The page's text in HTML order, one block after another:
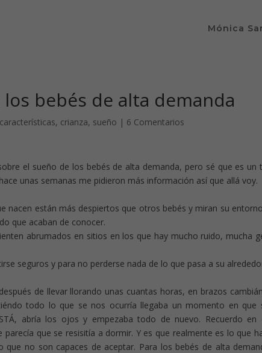
Mónica
bebés de alta demanda
características, crianza, sueño | 6 Comentarios
el sueño de los bebés de alta demanda, pero sé que es un
unas semanas me pidieron más información así que allá voy.
nacen están más despiertos que otros bebés y miran su
que acaban de conocer.
abrumados en sitios en los que hay mucho ruido, mucha
seguros y para no perderse nada de lo que pasa a su
de llevar llorando unas cuantas horas, en brazos
todo lo que se nos ocurría llegaba un momento en que
abría los ojos y empezaba todo de nuevo. Recuerdo en
que se resisitía a dormir. Y es que realmente es lo que
no son capaces de aceptar. Para los bebés de alta